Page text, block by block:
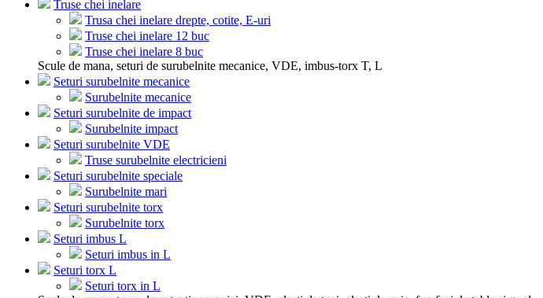
Truse chei inelare
Trusa chei inelare drepte, cotite, E-uri
Truse chei inelare 12 buc
Truse chei inelare 8 buc
Scule de mana, seturi de surubelnite mecanice, VDE, imbus-torx T, L
Seturi surubelnite mecanice
Surubelnite mecanice
Seturi surubelnite de impact
Surubelnite impact
Seturi surubelnite VDE
Truse surubelnite electricieni
Seturi surubelnite speciale
Surubelnite mari
Seturi surubelnite torx
Surubelnite torx
Seturi imbus L
Seturi imbus in L
Seturi torx L
Seturi torx in L